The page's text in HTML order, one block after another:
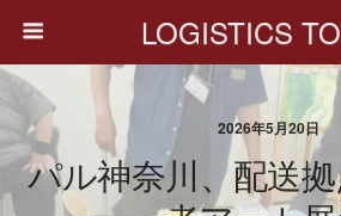
LOGISTICS
2026年5月20日
パル神奈川、配送